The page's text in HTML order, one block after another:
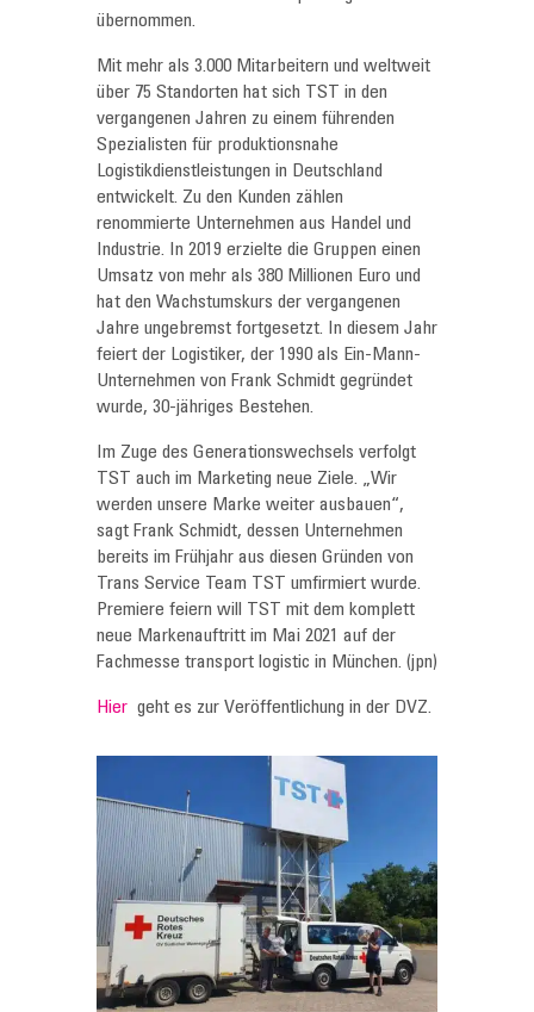
übernommen.
Mit mehr als 3.000 Mitarbeitern und weltweit
über 75 Standorten hat sich TST in den
vergangenen Jahren zu einem führenden
Spezialisten für produktionsnahe
Logistikdienstleistungen in Deutschland
entwickelt. Zu den Kunden zählen
renommierte Unternehmen aus Handel und
Industrie. In 2019 erzielte die Gruppen einen
Umsatz von mehr als 380 Millionen Euro und
hat den Wachstumskurs der vergangenen
Jahre ungebremst fortgesetzt. In diesem Jahr
feiert der Logistiker, der 1990 als Ein-Mann-
Unternehmen von Frank Schmidt gegründet
wurde, 30-jähriges Bestehen.
Im Zuge des Generationswechsels verfolgt
TST auch im Marketing neue Ziele. „Wir
werden unsere Marke weiter ausbauen“,
sagt Frank Schmidt, dessen Unternehmen
bereits im Frühjahr aus diesen Gründen von
Trans Service Team TST umfirmiert wurde.
Premiere feiern will TST mit dem komplett
neue Markenauftritt im Mai 2021 auf der
Fachmesse transport logistic in München. (jpn)
Hier geht es zur Veröffentlichung in der DVZ.